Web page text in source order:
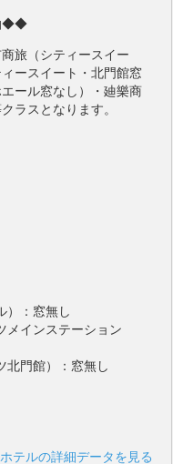
◆◆
旅（シティースイー
ースイート・北門館窓
ール窓なし）・廸樂商
ラスとなります。
）：窓無し
メインステーション
北門館）：窓無し
テルの詳細データを見る